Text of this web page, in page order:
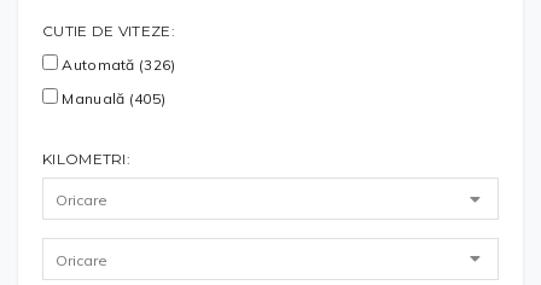
CUTIE DE VITEZE:
Automată (326)
Manuală (405)
KILOMETRI: